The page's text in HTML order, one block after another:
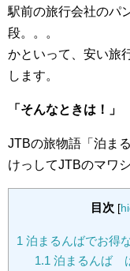
駅前の旅行会社のパ
段。。。
かといって、安い旅
します。
「そんなときは！」
JTBの旅物語「泊ま
けっしてJTBのマワ
目次 [
1 泊まるんばでお得
1.1 泊まるんば